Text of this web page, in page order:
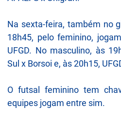
Na sexta-feira, também no
18h45, pelo feminino,
UFGD. No masculino, às
Sul x Borsoi e, às 20h15,
O futsal feminino tem
equipes jogam entre sim.